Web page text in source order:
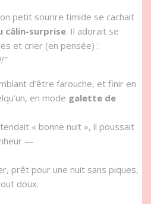
petit sourire timide se cachait
câlin-surprise. Il adorait se
et crier (en pensée) :
d’être farouche, et finir en
en mode galette de
« bonne nuit », il poussait
—
prêt pour une nuit sans piques,
doux.